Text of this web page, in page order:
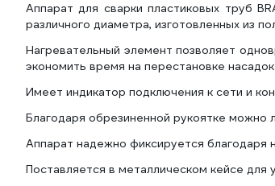
Аппарат для сварки пластиковых труб
различного диаметра, изготовленных из
Нагревательный элемент позволяет
экономить время на перестановке
Имеет индикатор подключения к сети и
Благодаря обрезиненной рукоятке можно
Аппарат надежно фиксируется благодаря
Поставляется в металлическом кейсе для